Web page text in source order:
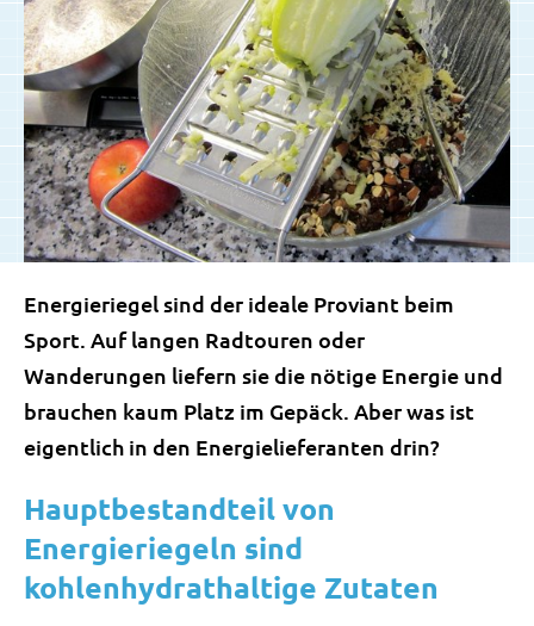
Energieriegel sind der ideale Proviant beim
Sport. Auf langen Radtouren oder
Wanderungen liefern sie die nötige Energie und
brauchen kaum Platz im Gepäck. Aber was ist
eigentlich in den Energielieferanten drin?
Hauptbestandteil von
Energieriegeln sind
kohlenhydrathaltige Zutaten